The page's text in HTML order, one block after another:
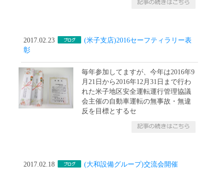
2017.02.23
(米子支店)2016セーフティラリー表
彰
毎年参加してますが、今年は2016年9
月21日から2016年12月31日まで行わ
れた米子地区安全運転運行管理協議
会主催の自動車運転の無事故・無違
反を目標とするセ
2017.02.18 (大和設備グループ)交流会開催